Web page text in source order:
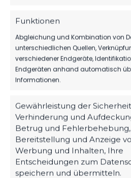
Funktionen
Abgleichung und Kombination von
unterschiedlichen Quellen,
verschiedener Endgeräte,
Endgeräten anhand automatisch
Informationen.
Gewährleistung der
Verhinderung und
Betrug und Fehlerbehebung,
Bereitstellung und Anzeige
Werbung und Inhalten, Ihre
Entscheidungen zum
speichern und übermitteln.
Luckenwalde A-Jugend
25. Februar 2023
Ähnlicher Beitrag